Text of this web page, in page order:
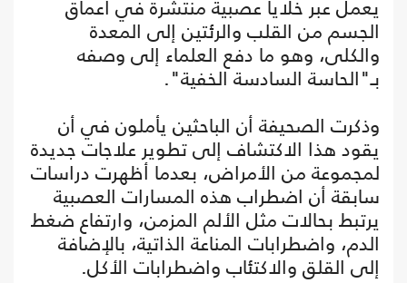
يعمل عبر خلايا عصبية منتشرة في أعماق
الجسم من القلب والرئتين إلى المعدة
والكلى، وهو ما دفع العلماء إلى وصفه
بـ"الحاسة السادسة الخفية".
وذكرت الصحيفة أن الباحثين يأملون في أن
يقود هذا الاكتشاف إلى تطوير علاجات جديدة
لمجموعة من الأمراض، بعدما أظهرت دراسات
سابقة أن اضطراب هذه المسارات العصبية
يرتبط بحالات مثل الألم المزمن، وارتفاع ضغط
الدم، واضطرابات المناعة الذاتية، بالإضافة
إلى القلق والاكتئاب واضطرابات الأكل.